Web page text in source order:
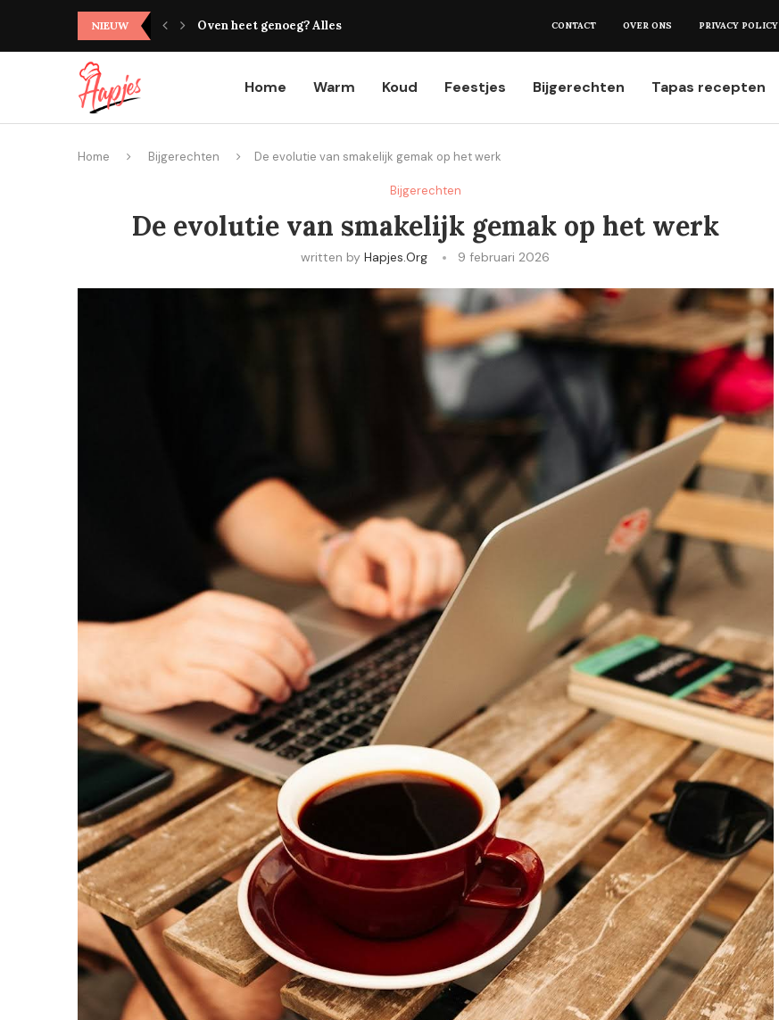
NIEUW Oven heet genoeg? Alles wat je moet weten... CONTACT OVER ONS PRIVACY POLICY
Home Warm Koud Feestjes Bijgerechten Tapas recepten
Home Bijgerechten De evolutie van smakelijk gemak op het werk
Bijgerechten
De evolutie van smakelijk gemak op het werk
written byHapjes.org 9 februari 2026